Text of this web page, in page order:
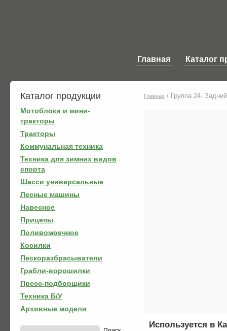
Главная Каталог
Каталог продукции
Мотоблоки и мини-
тракторы
Тракторы
Коммунальная техника
Техника для зимних видов
спорта
Шасси универсальные
Лесные машины
Навесное
Прицепы
Поливомоечное
Косилки
Пескоразбрасыватели
Грабли-ворошилки
Пресс-подборщики
Техника Б/У
Архивные модели
Главная / Группа 24.
Используется в